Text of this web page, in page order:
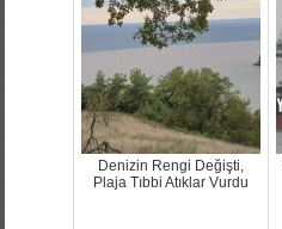
Denizin Rengi Değişti,
Plaja Tıbbi Atıklar Vurdu